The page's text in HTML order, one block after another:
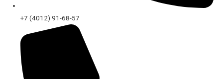
+7 (4012) 91-68-57